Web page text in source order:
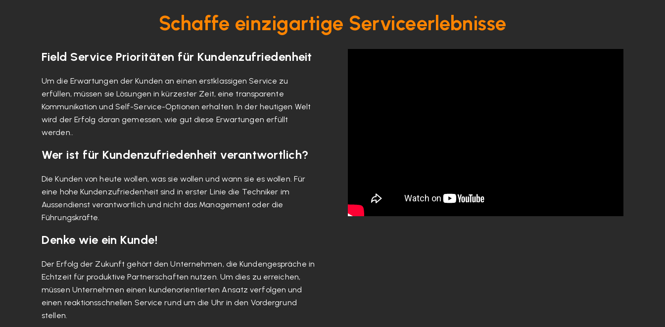
Schaffe einzigartige Serviceerlebnisse
Field Service Prioritäten für Kundenzufriedenheit
Um die Erwartungen der Kunden an einen erstklassigen Service zu
erfüllen, müssen sie Lösungen in kürzester Zeit, eine transparente
Kommunikation und Self-Service-Optionen erhalten. In der heutigen Welt
wird der Erfolg daran gemessen, wie gut diese Erwartungen erfüllt
werden..
Wer ist für Kundenzufriedenheit verantwortlich?
Die Kunden von heute wollen, was sie wollen und wann sie es wollen. Für
eine hohe Kundenzufriedenheit sind in erster Linie die Techniker im
Aussendienst verantwortlich und nicht das Management oder die
Führungskräfte.
Denke wie ein Kunde!
Der Erfolg der Zukunft gehört den Unternehmen, die Kundengespräche in
Echtzeit für produktive Partnerschaften nutzen. Um dies zu erreichen,
müssen Unternehmen einen kundenorientierten Ansatz verfolgen und
einen reaktionsschnellen Service rund um die Uhr in den Vordergrund
stellen.